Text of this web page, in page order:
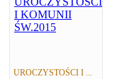
UROCZYSTOŚCI I ...